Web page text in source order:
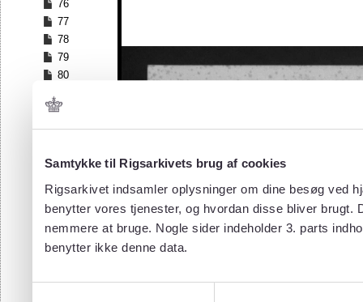
Samtykke til Rigsarkivets brug af cookies
Rigsarkivet indsamler oplysninger om dine besøg ved
benytter vores tjenester, og hvordan disse bliver
nemmere at bruge. Nogle sider indeholder 3. parts
benytter ikke denne data.
76
77
78
79
80
82
83
85
87
88
89
90